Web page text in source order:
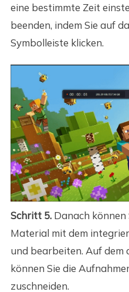
eine bestimmte Zeit
beenden, indem Sie auf
Symbolleiste klicken.
Schritt 5. Danach können
Material mit dem
und bearbeiten. Auf dem
können Sie die
zuschneiden.